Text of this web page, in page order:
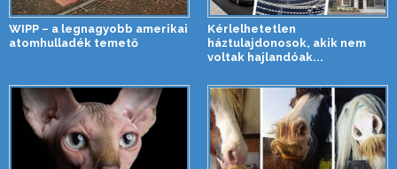
WIPP – a legnagyobb amerikai
atomhulladék temető
Kérlelhetetlen
háztulajdonosok, akik nem
voltak hajlandóak...